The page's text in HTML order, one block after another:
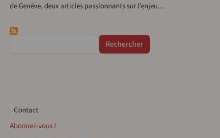
de Genève, deux articles passionnants sur l’enjeu…
Contact
Contact
Abonnez-vous !